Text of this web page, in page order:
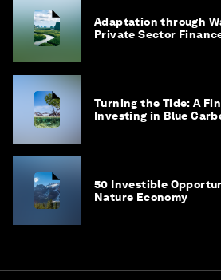
Adaptation through
Private Sector
Turning the Tide: A
Investing in Blue
50 Investible
Nature Economy